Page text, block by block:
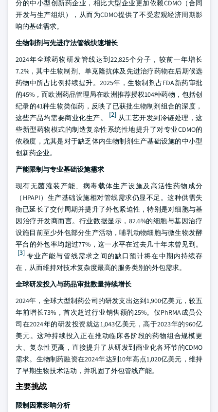
分的中小型创新药企业，相比大型企业更加依赖CDMO（合同
开发与生产组织），从而为CDMO提供了不受宏观经济周期影
响的基础需求。
生物制剂与先进疗法管线快速增长
2024年全球药物研发管线达到22,825个分子，较前一年增长
7.2%，其中生物制剂、单克隆抗体及先进治疗药物在后期候选
药物中所占比例持续提升。2025年，生物制剂占FDA新药审批
的45%，而欧洲药品管理局在欧洲推荐授权104种药物，包括创
纪录的41种生物类似药，反映了已获批生物制剂组合的深度，
这些产品均需要商业化生产。
[2] 从工艺开发到冷链处理，这
些新型药物模式的制造复杂性系统性地提升了对专业CDMO的
依赖度，尤其是对于缺乏体内生物制剂生产基础设施的中小型
创新药企业。
产能限制与专业基础设施需求
现有无菌灌装产能、病毒载体生产设施及高活性药物成分
（HPAPI）生产基础设施相对管线需求仍显不足。这种供需失
衡已延长了交付周期并提升了外包紧迫性，特别是对细胞与基
因治疗开发商而言。行业数据显示，82.6%的细胞与基因治疗
设施目前至少外包部分生产活动，哺乳动物细胞与微生物发酵
平台的外包率均超过77%，这一水平在过去几十年未曾见到。
[3] 专业产能与管线需求之间的缺口预计将在中期内持续存
在，从而维持对技术复杂度最高的服务类别的外包需求。
全球研发投入与药品审批数量持续增长
2024年，全球大型制药公司的研发支出达到1,900亿美元，较五
年前增长73%，首次超过行业销售额的25%。仅PhRMA成员公
司在2024年的研发投资就达1,043亿美元，高于2023年的960亿
美元。这种持续投入正在推动临床各阶段的药物组合规模更
大、复杂性更高，直接提升了从研发到商业化各环节的CDMO
需求。生物制药融资在2024年达到10年高点1,020亿美元，维持
了早期生物技术活动，并巩固了外包管线产能。
主要挑战
限制因素影响分析